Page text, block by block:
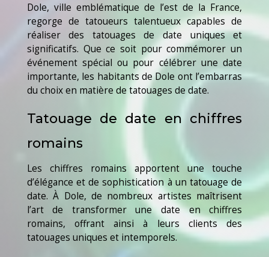
Dole, ville emblématique de l’est de la France,
regorge de tatoueurs talentueux capables de
réaliser des tatouages de date uniques et
significatifs. Que ce soit pour commémorer un
événement spécial ou pour célébrer une date
importante, les habitants de Dole ont l’embarras
du choix en matière de tatouages de date.
Tatouage de date en chiffres
romains
Les chiffres romains apportent une touche
d’élégance et de sophistication à un tatouage de
date. À Dole, de nombreux artistes maîtrisent
l’art de transformer une date en chiffres
romains, offrant ainsi à leurs clients des
tatouages uniques et intemporels.